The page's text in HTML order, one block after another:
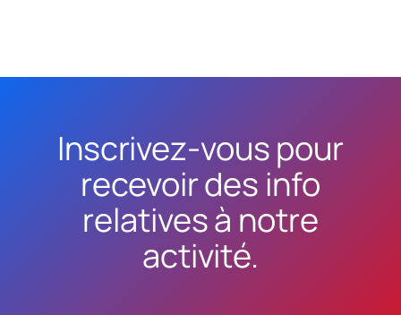
Inscrivez-vous pour
recevoir des info
relatives à notre
activité.